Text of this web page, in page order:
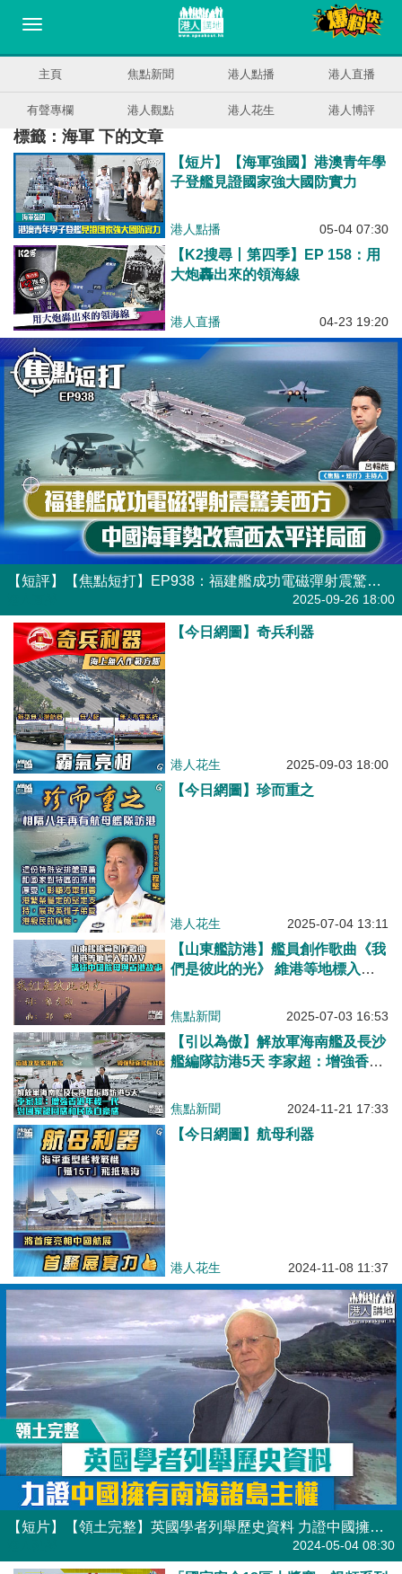
主頁 焦點新聞 港人點播 港人直播
有聲專欄 港人觀點 港人花生 港人博評
標籤：海軍 下的文章
【短片】【海軍強國】港澳青年學
子登艦見證國家強大國防實力
港人點播 05-04 07:30
【K2搜尋丨第四季】EP 158：用
大炮轟出來的領海線
港人直播 04-23 19:20
【短評】【焦點短打】EP938：福建艦成功電磁彈射震驚美西方 中國海軍勢改寫西太平洋局面
2025-09-26 18:00
【今日網圖】奇兵利器
港人花生 2025-09-03 18:00
【今日網圖】珍而重之
港人花生 2025-07-04 13:11
【山東艦訪港】艦員創作歌曲《我
們是彼此的光》 維港等地標入鏡
焦點新聞 2025-07-03 16:53
【引以為傲】解放軍海南艦及長沙
艦編隊訪港5天 李家超：增強香港
感
焦點新聞 2024-11-21 17:33
【今日網圖】航母利器
港人花生 2024-11-08 11:37
【短片】【領土完整】英國學者列舉歷史資料 力證中國擁有南海諸島主權
2024-05-04 08:30